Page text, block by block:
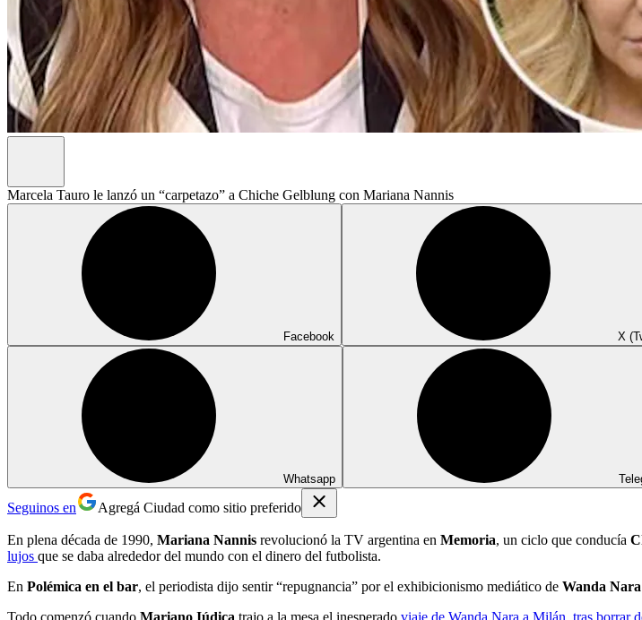
Marcela Tauro le lanzó un “carpetazo” a Chiche Gelblung con Mariana Nannis
Facebook X
Whatsapp
Seguinos en Agregá Ciudad como sitio preferido
En plena década de 1990, Mariana Nannis revolucionó la TV argentina en Memoria, un ciclo que conducía
lujos que se daba alrededor del mundo con el dinero del futbolista.
En Polémica en el bar, el periodista dijo sentir “repugnancia” por el exhibicionismo mediático de Wanda Nara
Todo comenzó cuando Mariano Iúdica trajo a la mesa el inesperado viaje de Wanda Nara a Milán, tras borrar